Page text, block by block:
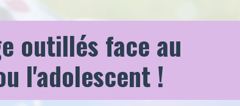
outillés face au
l'adolescent !